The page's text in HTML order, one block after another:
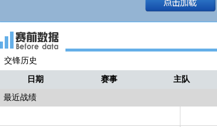
交锋历史
日期 赛事 主队
最近战绩